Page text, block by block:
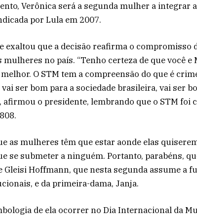
Verônica será a segunda mulher a integrar
por Lula em 2007.
exaltou que a decisão reafirma o compromisso
no país. “Tenho certeza de que você e
O STM tem a compreensão do que é
ser bom para a sociedade brasileira, vai ser
afirmou o presidente, lembrando que o STM foi
as mulheres têm que estar aonde elas
se submeter a ninguém. Portanto, parabéns,
Hoffmann, que nesta segunda assume a
e da primeira-dama, Janja.
de ela ocorrer no Dia Internacional da